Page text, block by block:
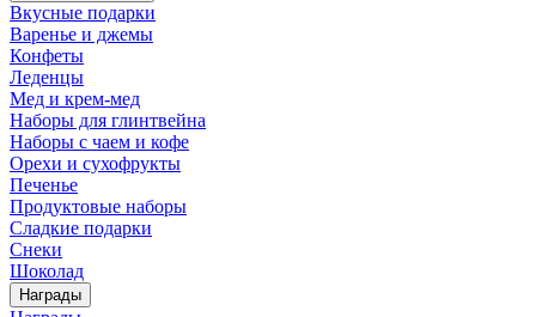
Вкусные подарки
Варенье и джемы
Конфеты
Леденцы
Мед и крем-мед
Наборы для глинтвейна
Наборы с чаем и кофе
Орехи и сухофрукты
Печенье
Продуктовые наборы
Сладкие подарки
Снеки
Шоколад
Награды